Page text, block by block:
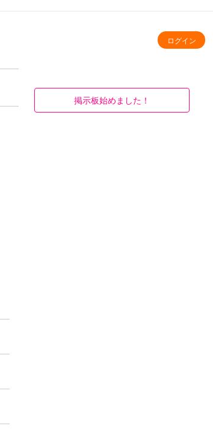
ログイン
掲示板始めました！